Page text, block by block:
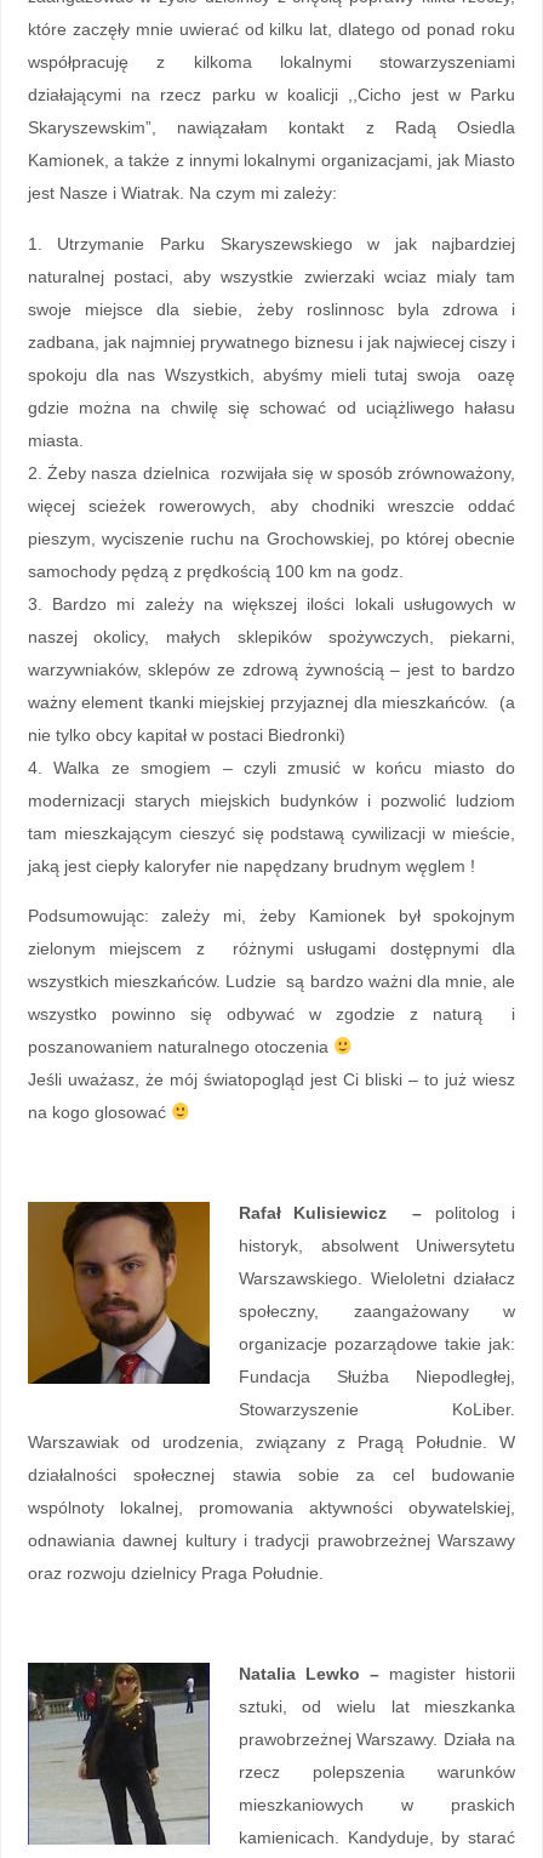
które zaczęły mnie uwierać od kilku lat, dlatego od ponad roku
współpracuję z kilkoma lokalnymi stowarzyszeniami
działającymi na rzecz parku w koalicji ,,Cicho jest w Parku
Skaryszewskim”, nawiązałam kontakt z Radą Osiedla
Kamionek, a także z innymi lokalnymi organizacjami, jak Miasto
jest Nasze i Wiatrak. Na czym mi zależy:
1. Utrzymanie Parku Skaryszewskiego w jak najbardziej
naturalnej postaci, aby wszystkie zwierzaki wciaz mialy tam
swoje miejsce dla siebie, żeby roslinnosc byla zdrowa i
zadbana, jak najmniej prywatnego biznesu i jak najwiecej ciszy i
spokoju dla nas Wszystkich, abyśmy mieli tutaj swoja oazę
gdzie można na chwilę się schować od uciążliwego hałasu
miasta.
2. Żeby nasza dzielnica rozwijała się w sposób zrównoważony,
więcej scieżek rowerowych, aby chodniki wreszcie oddać
pieszym, wyciszenie ruchu na Grochowskiej, po której obecnie
samochody pędzą z prędkością 100 km na godz.
3. Bardzo mi zależy na większej ilości lokali usługowych w
naszej okolicy, małych sklepików spożywczych, piekarni,
warzywniaków, sklepów ze zdrową żywnością – jest to bardzo
ważny element tkanki miejskiej przyjaznej dla mieszkańców. (a
nie tylko obcy kapitał w postaci Biedronki)
4. Walka ze smogiem – czyli zmusić w końcu miasto do
modernizacji starych miejskich budynków i pozwolić ludziom
tam mieszkającym cieszyć się podstawą cywilizacji w mieście,
jaką jest ciepły kaloryfer nie napędzany brudnym węglem !
Podsumowując: zależy mi, żeby Kamionek był spokojnym
zielonym miejscem z różnymi usługami dostępnymi dla
wszystkich mieszkańców. Ludzie są bardzo ważni dla mnie, ale
wszystko powinno się odbywać w zgodzie z naturą i
poszanowaniem naturalnego otoczenia
Jeśli uważasz, że mój światopogląd jest Ci bliski – to już wiesz
na kogo glosować
Rafał Kulisiewicz – politolog i
historyk, absolwent Uniwersytetu
Warszawskiego. Wieloletni działacz
społeczny, zaangażowany w
organizacje pozarządowe takie jak:
Fundacja Służba Niepodległej,
Stowarzyszenie KoLiber.
Warszawiak od urodzenia, związany z Pragą Południe. W
działalności społecznej stawia sobie za cel budowanie
wspólnoty lokalnej, promowania aktywności obywatelskiej,
odnawiania dawnej kultury i tradycji prawobrzeżnej Warszawy
oraz rozwoju dzielnicy Praga Południe.
Natalia Lewko – magister historii
sztuki, od wielu lat mieszkanka
prawobrzeżnej Warszawy. Działa na
rzecz polepszenia warunków
mieszkaniowych w praskich
kamienicach. Kandyduje, by starać